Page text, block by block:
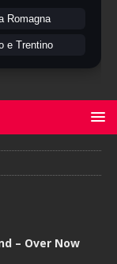
Romagna
e Trentino
– Over Now